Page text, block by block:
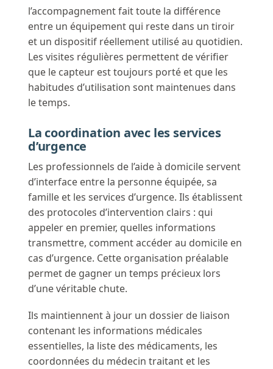
l’accompagnement fait toute la différence
entre un équipement qui reste dans un tiroir
et un dispositif réellement utilisé au quotidien.
Les visites régulières permettent de vérifier
que le capteur est toujours porté et que les
habitudes d’utilisation sont maintenues dans
le temps.
La coordination avec les services
d’urgence
Les professionnels de l’aide à domicile servent
d’interface entre la personne équipée, sa
famille et les services d’urgence. Ils établissent
des protocoles d’intervention clairs : qui
appeler en premier, quelles informations
transmettre, comment accéder au domicile en
cas d’urgence. Cette organisation préalable
permet de gagner un temps précieux lors
d’une véritable chute.
Ils maintiennent à jour un dossier de liaison
contenant les informations médicales
essentielles, la liste des médicaments, les
coordonnées du médecin traitant et les